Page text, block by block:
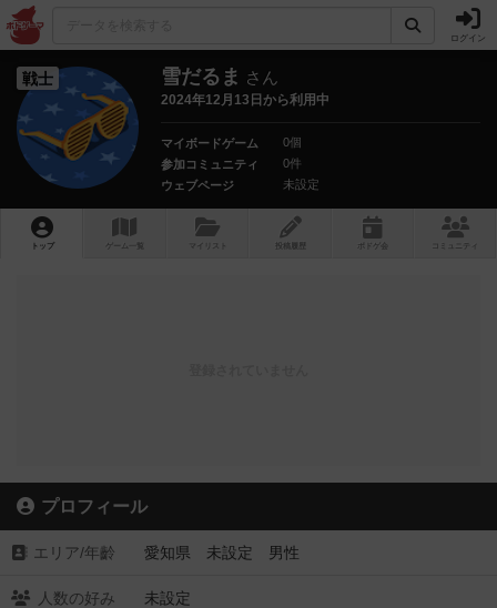
ログイン
戦士 雪だるま さん
2024年12月13日から利用中
マイボードゲーム
0個
参加コミュニティ
0件
ウェブページ
未設定
トップ ゲーム一覧 マイリスト 投稿履歴 ボ ドゲ コミュニティ
プロフィール
エリア/年齡 愛知県 未設定 男性
人数の好み 未設定